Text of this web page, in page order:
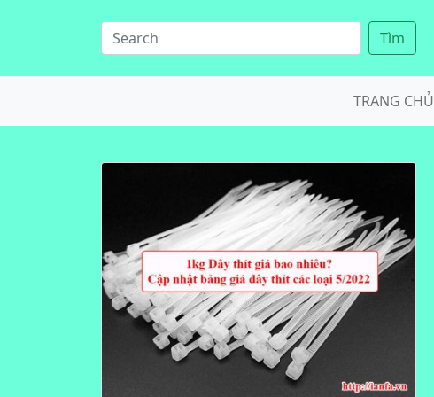
Tìm
TRANG CHỦ